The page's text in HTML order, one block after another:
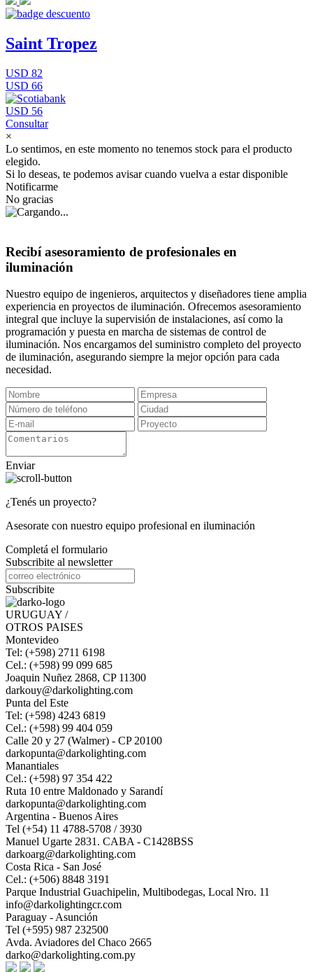
Saint Tropez
USD 82
USD 66
USD 56
Consultar
×
Lo sentimos, en este momento no tenemos stock para el producto
elegido.
Si lo deseas, te podemos avisar cuando vuelva a estar disponible
Notificarme
No gracias
Recibí asesoramiento de profesionales en
iluminación
Nuestro equipo de ingenieros, arquitectos y diseñadores tiene amplia
experiencia en proyectos de iluminación. Ofrecemos asesoramiento
integral que incluye la supervisión de instalaciones, así como la
programación y puesta en marcha de sistemas de control de
iluminación. Nos encargamos del suministro completo del proyecto
de iluminación, asegurando siempre la mejor opción para cada
necesidad.
Enviar
¿Tenés un proyecto?
Asesorate con nuestro equipo profesional en iluminación
Completá el formulario
Subscribite al newsletter
Subscribite
URUGUAY /
OTROS PAISES
Montevideo
Tel: (+598) 2711 6198
Cel.: (+598) 99 099 685
Joaquin Nuñez 2868, CP 11300
darkouy@darkolighting.com
Punta del Este
Tel: (+598) 4243 6819
Cel.: (+598) 99 404 059
Calle 20 y 27 (Walmer) - CP 20100
darkopunta@darkolighting.com
Manantiales
Cel.: (+598) 97 354 422
Ruta 10 entre Maldonado y Sarandí
darkopunta@darkolighting.com
Argentina - Buenos Aires
Tel (+54) 11 4788-5708 / 3930
Manuel Ugarte 2831. CABA - C1428BSS
darkoarg@darkolighting.com
Costa Rica - San José
Cel.: (+506) 8848 3191
Parque Industrial Guachipelin, Multibodegas, Local Nro. 11
info@darkolightingcr.com
Paraguay - Asunción
Tel (+595) 987 232500
Avda. Aviadores del Chaco 2665
darko@darkolighting.com.py